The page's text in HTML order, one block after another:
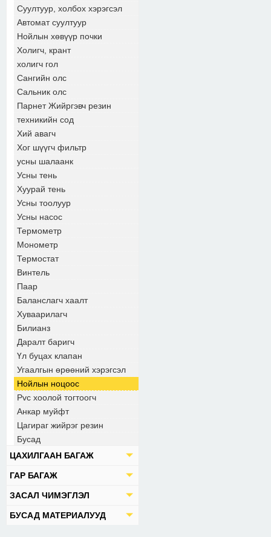
Суултуур, холбох хэрэгсэл
Автомат суултуур
Нойлын хөвүүр почки
Холигч, крант
холигч гол
Сангийн олс
Сальник олс
Парнет Жийргэвч резин
техникийн сод
Хий авагч
Хог шүүгч фильтр
усны шалаанк
Усны тень
Хуурай тень
Усны тоолуур
Усны насос
Термометр
Монометр
Термостат
Винтель
Паар
Баланслагч хаалт
Хуваарилагч
Билианз
Даралт баригч
Үл буцах клапан
Угаалгын өрөөний хэрэгсэл
Нойлын ноцоос
Pvc хоолой тогтоогч
Анкар муйфт
Цагираг жийрэг резин
Бусад
ЦАХИЛГААН БАГАЖ
ГАР БАГАЖ
ЗАСАЛ ЧИМЭГЛЭЛ
БУСАД МАТЕРИАЛУУД